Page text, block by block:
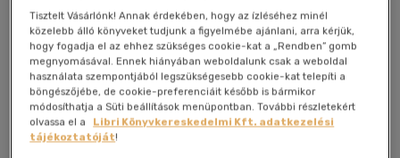
Tisztelt Vásárlónk! Annak érdekében, hogy az ízléséhez minél
közelebb álló könyveket tudjunk a figyelmébe ajánlani, arra kérjük,
hogy fogadja el az ehhez szükséges cookie-kat a „Rendben” gomb
megnyomásával. Ennek hiányában weboldalunk csak a weboldal
használata szempontjából legszükségesebb cookie-kat telepíti a
böngészőjébe, de cookie-preferenciáit később is bármikor
módosíthatja a Süti beállítások menüpontban. További részletekért
olvassa el a
Libri Könyvkereskedelmi Kft. adatkezelési
tájékoztatóját!